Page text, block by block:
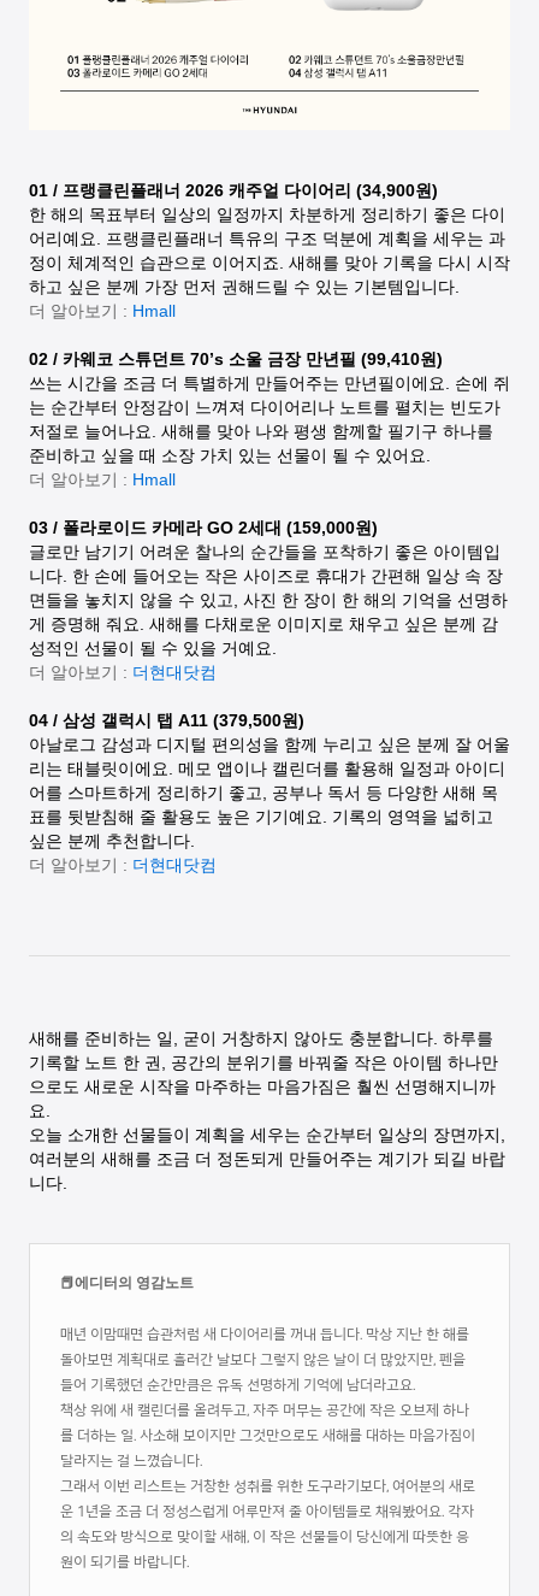
01 / 프랭클린플래너 2026 캐주얼 다이어리 (34,900원)
한 해의 목표부터 일상의 일정까지 차분하게 정리하기 좋은 다이
어리예요. 프랭클린플래너 특유의 구조 덕분에 계획을 세우는 과
정이 체계적인 습관으로 이어지죠. 새해를 맞아 기록을 다시 시작
하고 싶은 분께 가장 먼저 권해드릴 수 있는 기본템입니다.
더 알아보기 : Hmall
02 / 카웨코 스튜던트 70’s 소울 금장 만년필 (99,410원)
쓰는 시간을 조금 더 특별하게 만들어주는 만년필이에요. 손에 쥐
는 순간부터 안정감이 느껴져 다이어리나 노트를 펼치는 빈도가
저절로 늘어나요. 새해를 맞아 나와 평생 함께할 필기구 하나를
준비하고 싶을 때 소장 가치 있는 선물이 될 수 있어요.
더 알아보기 : Hmall
03 / 폴라로이드 카메라 GO 2세대 (159,000원)
글로만 남기기 어려운 찰나의 순간들을 포착하기 좋은 아이템입
니다. 한 손에 들어오는 작은 사이즈로 휴대가 간편해 일상 속 장
면들을 놓치지 않을 수 있고, 사진 한 장이 한 해의 기억을 선명하
게 증명해 줘요. 새해를 다채로운 이미지로 채우고 싶은 분께 감
성적인 선물이 될 수 있을 거예요.
더 알아보기 : 더현대닷컴
04 / 삼성 갤럭시 탭 A11 (379,500원)
아날로그 감성과 디지털 편의성을 함께 누리고 싶은 분께 잘 어울
리는 태블릿이에요. 메모 앱이나 캘린더를 활용해 일정과 아이디
어를 스마트하게 정리하기 좋고, 공부나 독서 등 다양한 새해 목
표를 뒷받침해 줄 활용도 높은 기기예요. 기록의 영역을 넓히고
싶은 분께 추천합니다.
더 알아보기 : 더현대닷컴
새해를 준비하는 일, 굳이 거창하지 않아도 충분합니다. 하루를
기록할 노트 한 권, 공간의 분위기를 바꿔줄 작은 아이템 하나만
으로도 새로운 시작을 마주하는 마음가짐은 훨씬 선명해지니까
요.
오늘 소개한 선물들이 계획을 세우는 순간부터 일상의 장면까지,
여러분의 새해를 조금 더 정돈되게 만들어주는 계기가 되길 바랍
니다.
📕에디터의 영감노트
매년 이맘때면 습관처럼 새 다이어리를 꺼내 듭니다. 막상 지난 한 해를
돌아보면 계획대로 흘러간 날보다 그렇지 않은 날이 더 많았지만, 펜을
들어 기록했던 순간만큼은 유독 선명하게 기억에 남더라고요.
책상 위에 새 캘린더를 올려두고, 자주 머무는 공간에 작은 오브제 하나
를 더하는 일. 사소해 보이지만 그것만으로도 새해를 대하는 마음가짐이
달라지는 걸 느꼈습니다.
그래서 이번 리스트는 거창한 성취를 위한 도구라기보다, 여어분의 새로
운 1년을 조금 더 정성스럽게 어루만져 줄 아이템들로 채워봤어요. 각자
의 속도와 방식으로 맞이할 새해, 이 작은 선물들이 당신에게 따뜻한 응
원이 되기를 바랍니다.